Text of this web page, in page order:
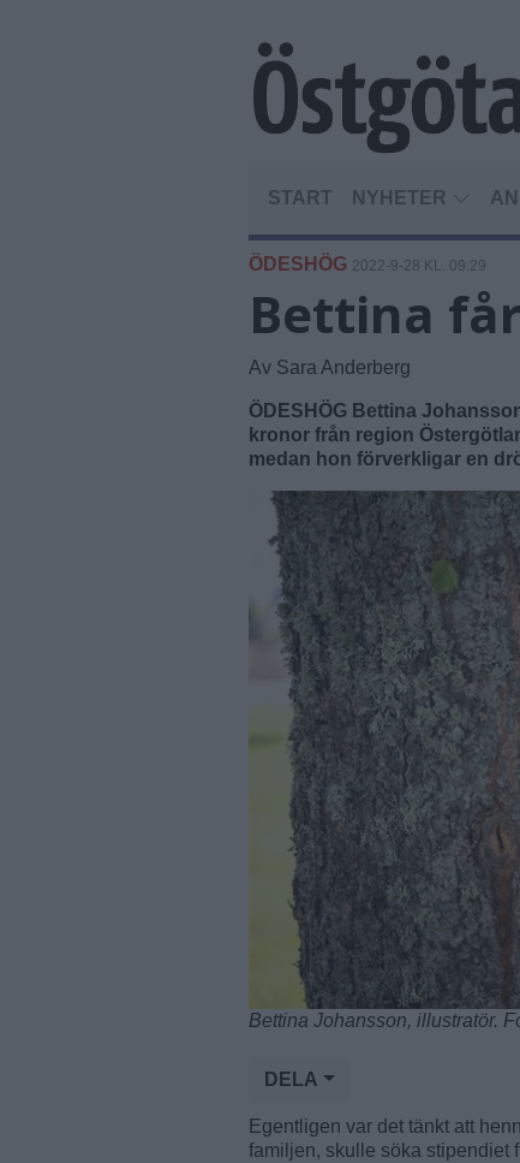
START NYHETER
ÖDESHÖG 2022-9-28 KL. 09:29
Bettina
Av Sara Anderberg
ÖDESHÖG Bettina
kronor från region
medan hon förverkligar en
Bettina Johansson, illustratör.
DELA
Egentligen var det tänkt att
familjen, skulle söka stipendiet